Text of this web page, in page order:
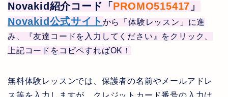
Novakid紹介コード「 PROMO515417 」
Novakid 公式サイト から「体験レッスン」に進
み、
『友達コードを入力してください』をクリック、
上記コードをコピペすればOK ！
無料体験レッスンでは、保護者の名前やメールアドレ